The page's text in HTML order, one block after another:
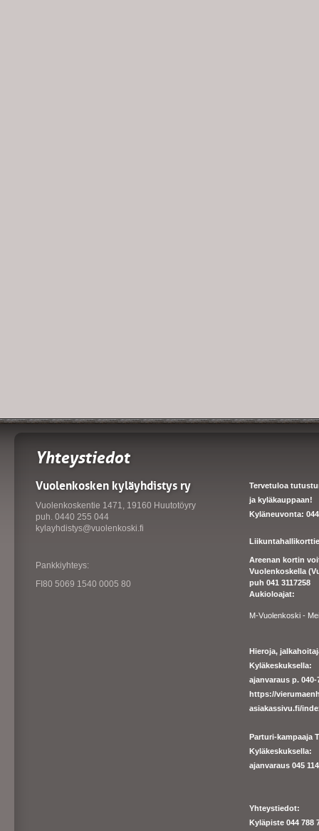
Yhteystiedot
Vuolenkosken kyläyhdistys ry
Vuolenkoskentie 1471, 19160 Huutotöyry
puh. 0440 255 044
kylayhdistys@vuolenkoski.fi
Pankkiyhteys:
FI80 5069 1540 0005 80
Tervetuloa
ja kyläkauppaan!
Kyläneuvonta: 044
Areenan kortin
Vuolenkoskella
puh 041 3117258
Aukioloajat:
M-Vuolenkoski -
Hieroja,
Kyläkeskuksella:
ajanvaraus p.
https://
asiakassivu.fi/
Parturi-kampaaja
Kyläkeskuksella:
ajanvaraus 045
Yhteystiedot:
Kyläpiste 044 788